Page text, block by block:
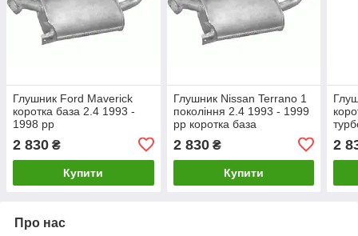
Глушник Ford Maverick
коротка база 2.4 1993 -
1998 рр
2 830 ₴
Купити
Глушник Nissan Terrano 1
покоління 2.4 1993 - 1999
рр коротка база
2 830₴
Купити
2
Про нас